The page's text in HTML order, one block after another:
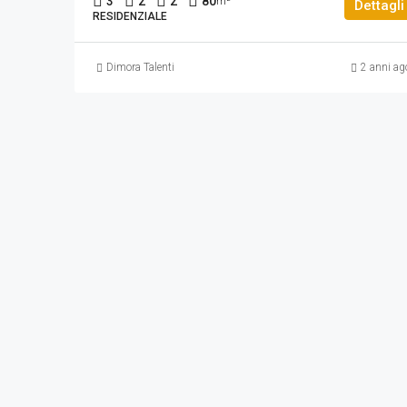
RESIDENZIALE
Dettagli
Dimora Talenti 2 anni